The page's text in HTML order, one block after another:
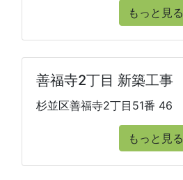
もっと見る
善福寺2丁目 新築工事
杉並区善福寺2丁目51番 46
もっと見る